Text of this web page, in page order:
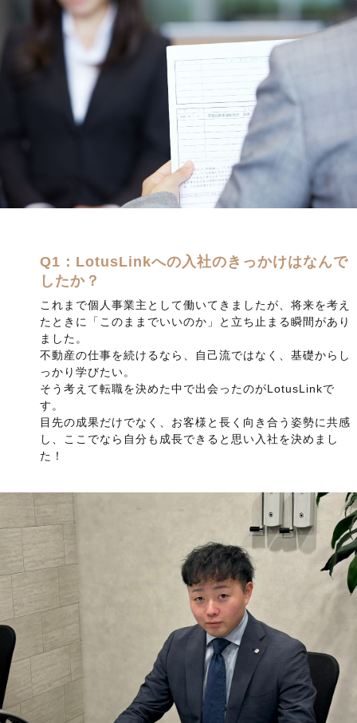
Q1：LotusLinkへの入社のきっかけはなんで
したか？
これまで個人事業主として働いてきましたが、将来を考え
たときに「このままでいいのか」と立ち止まる瞬間があり
ました。
不動産の仕事を続けるなら、自己流ではなく、基礎からし
っかり学びたい。
そう考えて転職を決めた中で出会ったのがLotusLinkで
す。
目先の成果だけでなく、お客様と長く向き合う姿勢に共感
し、ここでなら自分も成長できると思い入社を決めまし
た！